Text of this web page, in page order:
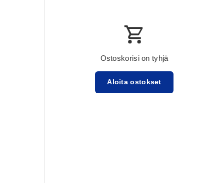
Ostoskorisi on tyhjä
Aloita ostokset